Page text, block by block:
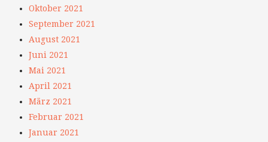
Oktober 2021
September 2021
August 2021
Juni 2021
Mai 2021
April 2021
März 2021
Februar 2021
Januar 2021